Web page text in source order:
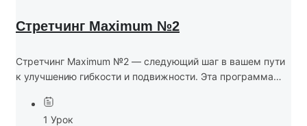
Стретчинг Maximum №2
Стретчинг Maximum №2 — следующий шаг в вашем пути
к улучшению гибкости и подвижности. Эта программа
амплитуду движений, укрепить мышцы и развить
глубину...
1 Урок